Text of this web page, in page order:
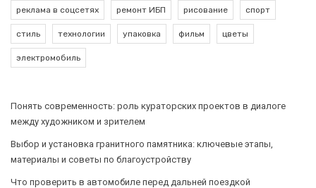
реклама в соцсетях ремонт ИБП рисование спорт
стиль технологии упаковка фильм цветы
электромобиль
Понять современность: роль кураторских проектов в диалоге
между художником и зрителем
Выбор и установка гранитного памятника: ключевые этапы,
материалы и советы по благоустройству
Что проверить в автомобиле перед дальней поездкой